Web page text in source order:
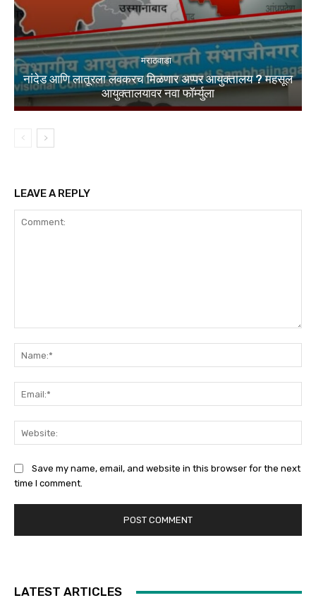
मराठवाडा
नांदेड आणि लातूरला लवकरच मिळणार अप्पर आयुक्तालय ? महसूल
आयुक्तालयावर नवा फॉर्म्युला
LEAVE A REPLY
Save my name, email, and website in this browser for the next
time I comment.
LATEST ARTICLES